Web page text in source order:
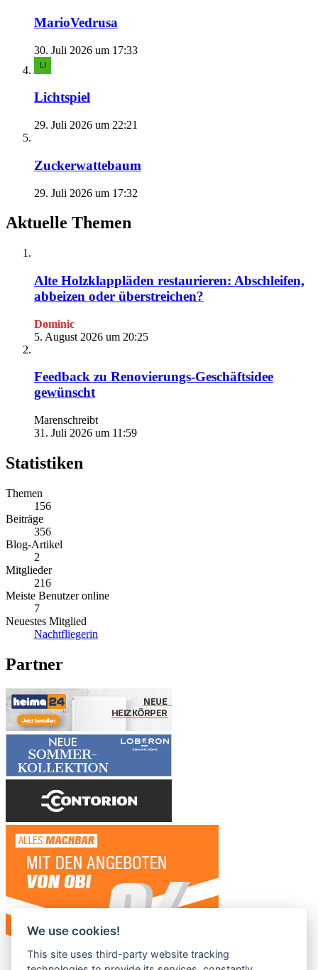
MarioVedrusa
30. Juli 2026 um 17:33
Lichtspiel
29. Juli 2026 um 22:21
Zuckerwattebaum
29. Juli 2026 um 17:32
Aktuelle Themen
Alte Holzklappläden restaurieren: Abschleifen,
abbeizen oder überstreichen?
Dominic
5. August 2026 um 20:25
Feedback zu Renovierungs-Geschäftsidee
gewünscht
Marenschreibt
31. Juli 2026 um 11:59
Statistiken
Themen
156
Beiträge
356
Blog-Artikel
2
Mitglieder
216
Meiste Benutzer online
7
Neuestes Mitglied
Nachtfliegerin
Partner
We use cookies!
This site uses third-party website tracking